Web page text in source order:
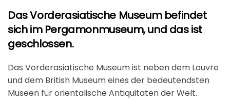
Das Vorderasiatische Museum befindet
sich im Pergamonmuseum, und das ist
geschlossen.
Das Vorderasiatische Museum ist neben dem Louvre
und dem British Museum eines der bedeutendsten
Museen für orientalische Antiquitäten der Welt.